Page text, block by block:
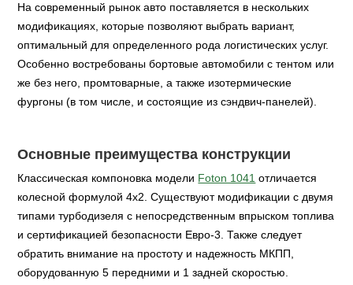
На современный рынок авто поставляется в нескольких
модификациях, которые позволяют выбрать вариант,
оптимальный для определенного рода логистических услуг.
Особенно востребованы бортовые автомобили с тентом или
же без него, промтоварные, а также изотермические
фургоны (в том числе, и состоящие из сэндвич-панелей).
Основные преимущества конструкции
Классическая компоновка модели Foton 1041 отличается
колесной формулой 4х2. Существуют модификации с двумя
типами турбодизеля с непосредственным впрыском топлива
и сертификацией безопасности Евро-3. Также следует
обратить внимание на простоту и надежность МКПП,
оборудованную 5 передними и 1 задней скоростью.